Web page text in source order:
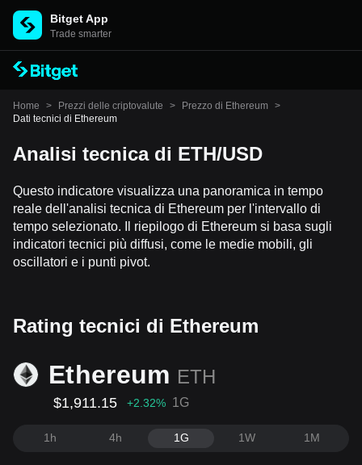
Bitget App
Trade smarter
Home > Prezzi delle criptovalute > Prezzo di Ethereum >
Dati tecnici di Ethereum
Analisi tecnica di ETH/USD
Questo indicatore visualizza una panoramica in tempo
reale dell'analisi tecnica di Ethereum per l'intervallo di
tempo selezionato. Il riepilogo di Ethereum si basa sugli
indicatori tecnici più diffusi, come le medie mobili, gli
oscillatori e i punti pivot.
Rating tecnici di Ethereum
Ethereum ETH
$1,911.15 +2.32% 1G
1h 4h 1G 1W 1M